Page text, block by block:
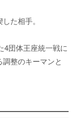
た相手。
4団体王座統一戦に
整のキーマンと